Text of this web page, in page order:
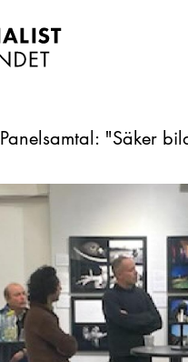
Panelsamtal: "Säker